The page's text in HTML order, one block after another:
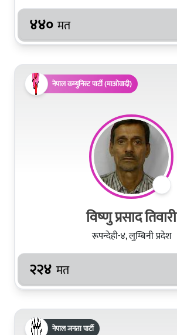
४४० मत
नेपाल कम्युनिस्ट पार्टी (माओवादी)
विष्‍णु प्रसाद तिवारी
रूपन्देही-४, लुम्बिनी प्रदेश
२२४ मत
नेपाल जनता पार्टी